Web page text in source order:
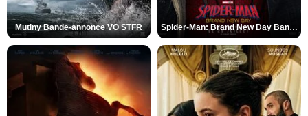
Mutiny Bande-annonce VO STFR Spider-Man: Brand New Day Bande-annonce VO STFR